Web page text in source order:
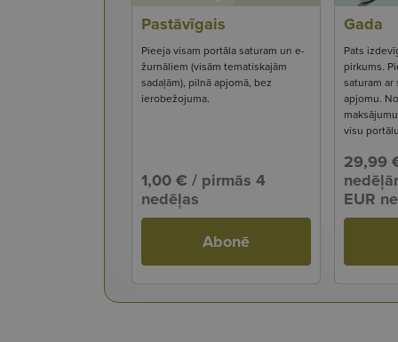
Pastāvīgais
Pieeja visam portāla saturam un e-
žurnāliem (visām tematiskajām
sadaļām), pilnā apjomā, bez
ierobežojuma.
1,00 € / pirmās 4
nedēļas
Abonē
Gada
Pats
pirkums.
saturam ar
apjomu.
visu
29,99
EUR